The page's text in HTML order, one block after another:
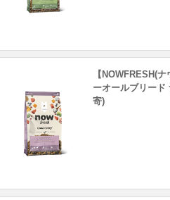
【NOWFRESH(
ーオールブリード
寄)